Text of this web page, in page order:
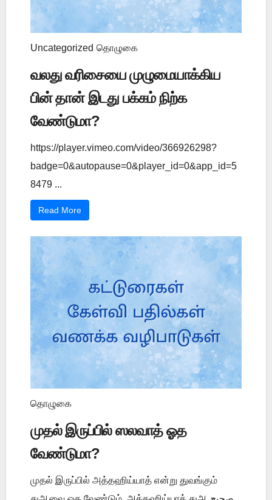
Uncategorized தொழுகை
வலது வரிசையை முழுமையாக்கிய
பின் தான் இடது பக்கம் நிற்க
வேண்டுமா?
https://player.vimeo.com/video/366926298?
badge=0&autopause=0&player_id=0&app_id=5
8479 ...
Read More
தொழுகை
முதல் இருப்பில் ஸலவாத் ஓத
வேண்டுமா?
முதல் இருப்பில் அத்தஹிய்யாத் என்று துவங்கும்